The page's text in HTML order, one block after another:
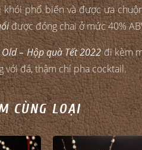
phổ biến và được ưa
được đóng chai ở mức 40%
– Hộp quà Tết 2022đi kèm
với đá, thậm chí pha cocktail.
CÙNG LOẠI